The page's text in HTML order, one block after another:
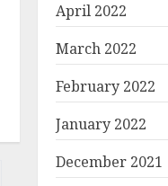
April 2022
March 2022
February 2022
January 2022
December 2021